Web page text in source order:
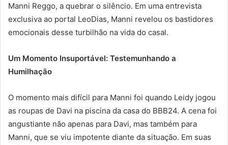
Manni Reggo, a quebrar o silêncio. Em uma entrevista
exclusiva ao portal LeoDias, Manni revelou os bastidores
emocionais desse turbilhão na vida do casal.
Um Momento Insuportável: Testemunhando a
Humilhação
O momento mais difícil para Manni foi quando Leidy jogou
as roupas de Davi na piscina da casa do BBB24. A cena foi
angustiante não apenas para Davi, mas também para
Manni, que se viu impotente diante da situação. Em suas